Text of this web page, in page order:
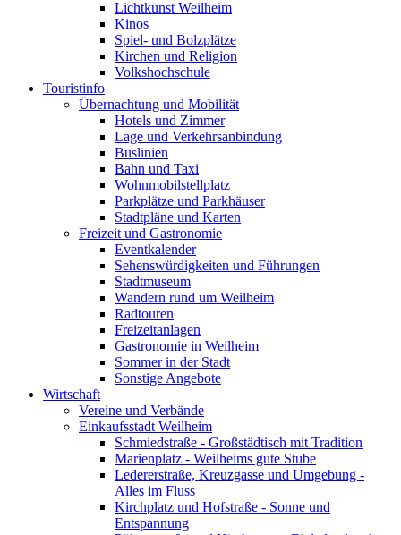
Lichtkunst Weilheim
Kinos
Spiel- und Bolzplätze
Kirchen und Religion
Volkshochschule
Touristinfo
Übernachtung und Mobilität
Hotels und Zimmer
Lage und Verkehrsanbindung
Buslinien
Bahn und Taxi
Wohnmobilstellplatz
Parkplätze und Parkhäuser
Stadtpläne und Karten
Freizeit und Gastronomie
Eventkalender
Sehenswürdigkeiten und Führungen
Stadtmuseum
Wandern rund um Weilheim
Radtouren
Freizeitanlagen
Gastronomie in Weilheim
Sommer in der Stadt
Sonstige Angebote
Wirtschaft
Vereine und Verbände
Einkaufsstadt Weilheim
Schmiedstraße - Großstädtisch mit Tradition
Marienplatz - Weilheims gute Stube
Ledererstraße, Kreuzgasse und Umgebung -
Alles im Fluss
Kirchplatz und Hofstraße - Sonne und
Entspannung